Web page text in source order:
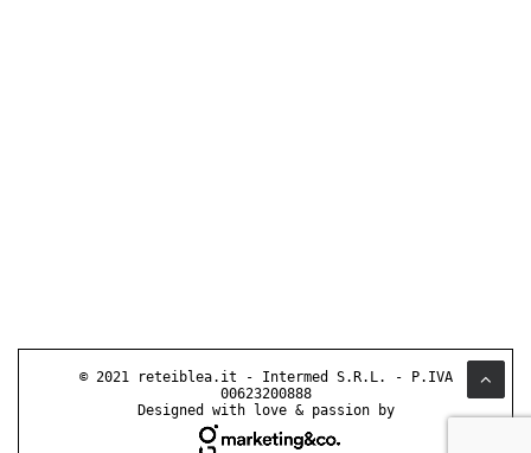
© 2021 reteiblea.it - Intermed S.R.L. - P.IVA
00623200888
Designed with love & passion by